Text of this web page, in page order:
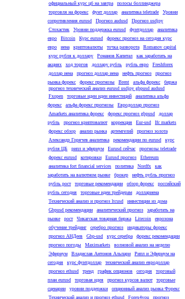
официальный курс цб на завтра
полосы боллинджера
торговля на форекс
фунт доллар аналитика teletrade
Уровни
сопротивления eurusd
Прогноз audusd
Прогноз usdjpy
Стохастик
Уровни поддержка eurusd фунтдоллар
аналитика
евро
Bitcoin Курс eurusd
форекс прогноз на сегодня курс
евро
иена криптовалюты точка разворота
Romanov capital
курс рубля к доллару
Романов Капитал
как заработать на
акциях
ход торгов доллару рубль рубль евро
Freshforex
доллар иена
прогноз доллар иена нефть прогноз
прогноз
рынка форекс
форекс прогнозы Brent альфа форекс
биржа
прогноз технический анализ eurusd usdjpy gbpusd audusd
Fxopen
торговые идеи идеи инвестиций
аналитика альфа
форекс
альфа форекс прогнозы
Евродоллар прогноз
Amarkets аналитика форекс
форекс прогноз gbpusd
доллар
рубль
прогноз криптовалют коррекция Eur-usd
Ifc markets
форекс обзор
анализ рынка артемгелий
прогноз золота
Александр Горячев аналитика
рекомендации по eurusd
курс
рубля ЦБ
рипл и эфириум Eurusd сейчас
прогнозы teletrade
форекс eurusd
котировки Eurusd прогноз
Ethereum
аналитика fort financial services
политика Nordfx
как
заработать на валютном рынке
брокер
нефть рубль прогноз
рубль рост
торговые рекомендации обзор форекс
российский
рубль сегодня
торговые идеи трейдерам
доллариена
Технический анализ и прогноз ltcusd
инвестиции из дома
Gbpusd рекомендации
аналитический прогноз
заработать на
рынке
рост Чикагская товарная биржа Litecoin
еврозона
обучение трейдинг
серебро прогноз
индикаторы форекс
прогноз АНДеев
Gbp-usd курс серебра
форекс рекомендации
прогноз погоды
Maximarkets
волновой анализ на неделю
Эфириум
Владислав Антонов Альпари
Рипл и Эфириум на
сегодня
курс фунтдоллар
технический анализ евродоллар
прогноз ethusd
тренд график опционов сегодня
торговый
план eurusd
торговая идея прогноз курсов валют
торговые
сценарии
уровни поддержки
опционный анализ рынка Форекс
Технический анализ и прогноз ethusd
Forex4you прогноз